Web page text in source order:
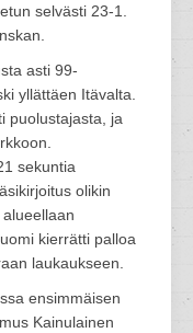
selvästi 23-1.
asti 99-
yllättäen Itävalta.
puolustajasta, ja
sekuntia
olikin
kierrätti palloa
laukaukseen.
ensimmäisen
Kainulainen